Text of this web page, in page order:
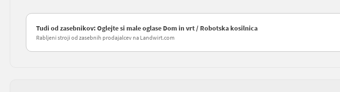
Tudi od zasebnikov: Oglejte si male oglase Dom in vrt / Robotska kosilnica
Rabljeni stroji od zasebnih prodajalcev na Landwirt.com